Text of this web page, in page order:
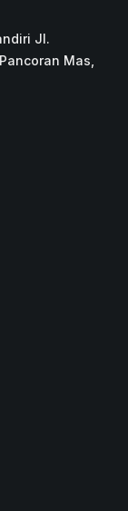
Jl.
Mas,